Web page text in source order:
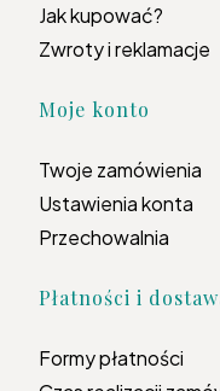
Jak kupować?
Zwroty i reklamacje
Moje konto
Twoje zamówienia
Ustawienia konta
Przechowalnia
Płatności i
Formy płatności